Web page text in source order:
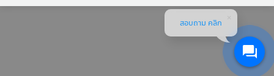
สอบถาม คลิก